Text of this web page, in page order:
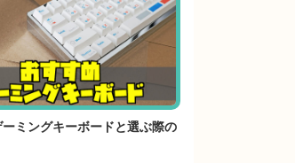
ミングキーボードと選ぶ際の